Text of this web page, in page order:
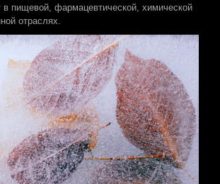
пищевой, фармацевтической, химической
отраслях.